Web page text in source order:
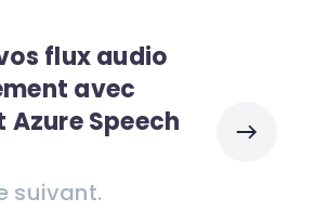
flux audio
avec
Speech
suivant.